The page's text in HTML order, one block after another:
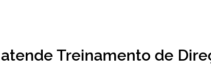
Treinamento de